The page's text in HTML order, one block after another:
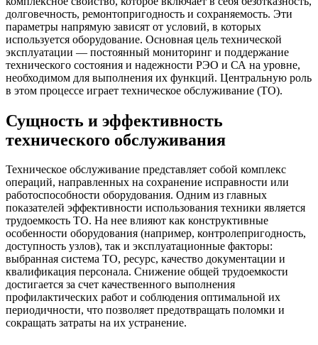
долговечность, ремонтопригодность и сохраняемость. Эти
параметры напрямую зависят от условий, в которых
используется оборудование. Основная цель технической
эксплуатации — постоянный мониторинг и поддержание
технического состояния и надежности РЭО и СА на уровне,
необходимом для выполнения их функций. Центральную роль
в этом процессе играет техническое обслуживание (ТО).
Сущность и эффективность
технического обслуживания
Техническое обслуживание представляет собой комплекс
операций, направленных на сохранение исправности или
работоспособности оборудования. Одним из главных
показателей эффективности использования техники является
трудоемкость ТО. На нее влияют как конструктивные
особенности оборудования (например, контролепригодность,
доступность узлов), так и эксплуатационные факторы:
выбранная система ТО, ресурс, качество документации и
квалификация персонала. Снижение общей трудоемкости
достигается за счет качественного выполнения
профилактических работ и соблюдения оптимальной их
периодичности, что позволяет предотвращать поломки и
сокращать затраты на их устранение.